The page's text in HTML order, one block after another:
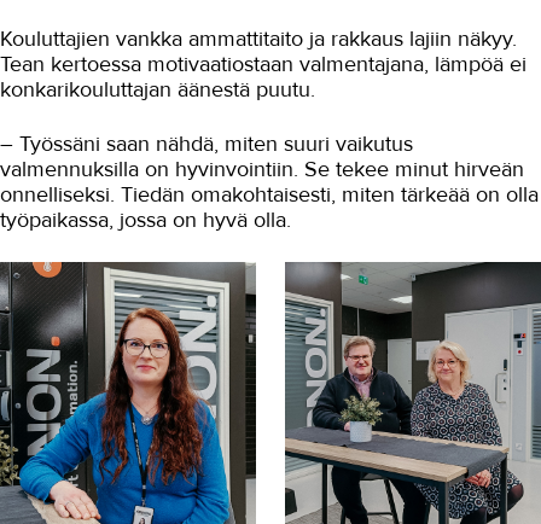
Kouluttajien vankka ammattitaito ja rakkaus lajiin näkyy.
Tean kertoessa motivaatiostaan valmentajana, lämpöä ei
konkarikouluttajan äänestä puutu.
– Työssäni saan nähdä, miten suuri vaikutus
valmennuksilla on hyvinvointiin. Se tekee minut hirveän
onnelliseksi. Tiedän omakohtaisesti, miten tärkeää on olla
työpaikassa, jossa on hyvä olla.